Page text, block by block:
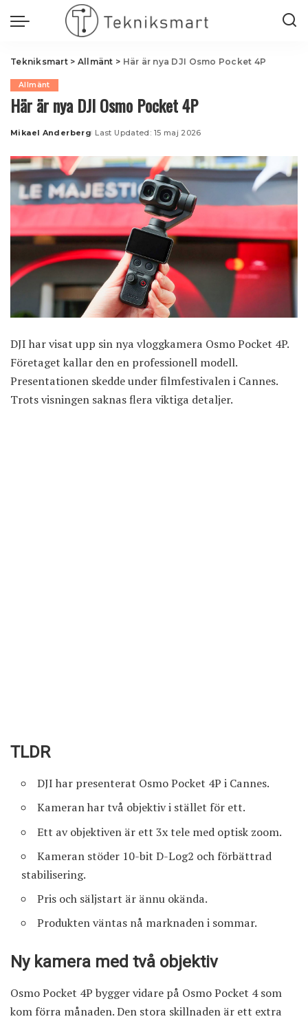
Tekniksmart> Allmänt > Här är nya DJI Osmo Pocket 4P
Allmänt
Här är nya DJI Osmo Pocket 4P
Posted
Mikael Anderberg Last Updated: 15 maj 2026
DJI har visat upp sin nya vloggkamera Osmo Pocket 4P.
Företaget kallar den en professionell modell.
Presentationen skedde under filmfestivalen i Cannes.
Trots visningen saknas flera viktiga detaljer.
TLDR
DJI har presenterat Osmo Pocket 4P i Cannes.
Kameran har två objektiv i stället för ett.
Ett av objektiven är ett 3x tele med optisk zoom.
Kameran stöder 10-bit D-Log2 och förbättrad
stabilisering.
Pris och säljstart är ännu okända.
Produkten väntas nå marknaden i sommar.
Ny kamera med två objektiv
Osmo Pocket 4P bygger vidare på Osmo Pocket 4som
kom förra månaden. Den stora skillnaden är ett extra